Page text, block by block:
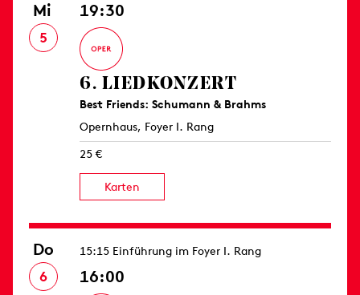
Mi
5
19:30
6. LIED­KONZERT
Best Friends: Schumann & Brahms
Opernhaus, Foyer I. Rang
25 €
Karten
Do
6
15:15 Einführung im Foyer I. Rang
16:00